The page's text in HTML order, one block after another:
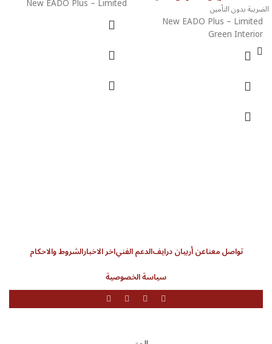
الضريبة بدون التأمين
New EADO Plus – Limited
Green Interior
تواصل معناعن أربيان درايفالدعم الفنياخر الاخبارالشروط والاحكام
سياسة الخصوصية